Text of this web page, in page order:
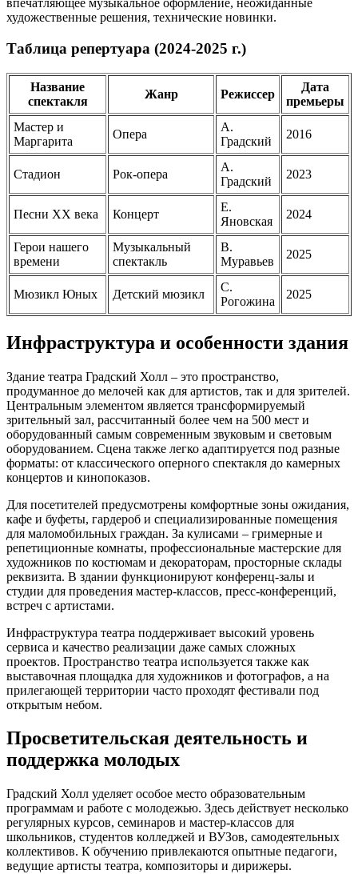
впечатляющее музыкальное оформление, неожиданные
художественные решения, технические новинки.
Таблица репертуара (2024-2025 г.)
Название
спектакля
Жанр Режиссер
Дата
премьеры
Мастер и
Маргарита
Опера
А.
Градский
2016
Стадион Рок-опера
А.
Градский
2023
Песни ХХ века Концерт
Е.
Яновская
2024
Герои нашего
времени
Музыкальный
спектакль
В.
Муравьев
2025
Мюзикл Юных Детский мюзикл
С.
Рогожина
2025
Инфраструктура и особенности здания
Здание театра Градский Холл – это пространство,
продуманное до мелочей как для артистов, так и для зрителей.
Центральным элементом является трансформируемый
зрительный зал, рассчитанный более чем на 500 мест и
оборудованный самым современным звуковым и световым
оборудованием. Сцена также легко адаптируется под разные
форматы: от классического оперного спектакля до камерных
концертов и кинопоказов.
Для посетителей предусмотрены комфортные зоны ожидания,
кафе и буфеты, гардероб и специализированные помещения
для маломобильных граждан. За кулисами – гримерные и
репетиционные комнаты, профессиональные мастерские для
художников по костюмам и декораторам, просторные склады
реквизита. В здании функционируют конференц-залы и
студии для проведения мастер-классов, пресс-конференций,
встреч с артистами.
Инфраструктура театра поддерживает высокий уровень
сервиса и качество реализации даже самых сложных
проектов. Пространство театра используется также как
выставочная площадка для художников и фотографов, а на
прилегающей территории часто проходят фестивали под
открытым небом.
Просветительская деятельность и
поддержка молодых
Градский Холл уделяет особое место образовательным
программам и работе с молодежью. Здесь действует несколько
регулярных курсов, семинаров и мастер-классов для
школьников, студентов колледжей и ВУЗов, самодеятельных
коллективов. К обучению привлекаются опытные педагоги,
ведущие артисты театра, композиторы и дирижеры.